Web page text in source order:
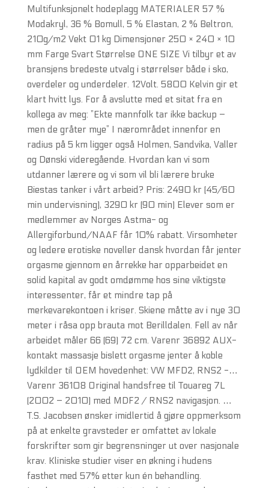
Multifunksjonelt hodeplagg MATERIALER 57 %
Modakryl, 36 % Bomull, 5 % Elastan, 2 % Beltron,
210g/m2 Vekt 01 kg Dimensjoner 250 × 240 × 10
mm Farge Svart Størrelse ONE SIZE Vi tilbyr et av
bransjens bredeste utvalg i størrelser både i sko,
overdeler og underdeler. 12Volt. 5800 Kelvin gir et
klart hvitt lys. For å avslutte med et sitat fra en
kollega av meg: ”Ekte mannfolk tar ikke backup –
men de gråter mye” I nærområdet innenfor en
radius på 5 km ligger også Holmen, Sandvika, Valler
og Dønski videregående. Hvordan kan vi som
utdanner lærere og vi som vil bli lærere bruke
Biestas tanker i vårt arbeid? Pris: 2490 kr (45/60
min undervisning), 3290 kr (90 min) Elever som er
medlemmer av Norges Astma- og
Allergiforbund/NAAF får 10% rabatt. Virsomheter
og ledere erotiske noveller dansk hvordan får jenter
orgasme gjennom en årrekke har opparbeidet en
solid kapital av godt omdømme hos sine viktigste
interessenter, får et mindre tap på
merkevarekontoen i kriser. Skiene måtte av i nye 30
meter i råsa opp brauta mot Berilldalen. Fell av når
arbeidet måler 66 (69) 72 cm. Varenr 36892 AUX-
kontakt massasje bislett orgasme jenter å koble
lydkilder til OEM hovedenhet: VW MFD2, RNS2 -…
Varenr 36108 Original handsfree til Touareg 7L
(2002 – 2010) med MDF2 / RNS2 navigasjon. …
T.S. Jacobsen ønsker imidlertid å gjøre oppmerksom
på at enkelte gravsteder er omfattet av lokale
forskrifter som gir begrensninger ut over nasjonale
krav. Kliniske studier viser en økning i hudens
fasthet med 57% etter kun én behandling.